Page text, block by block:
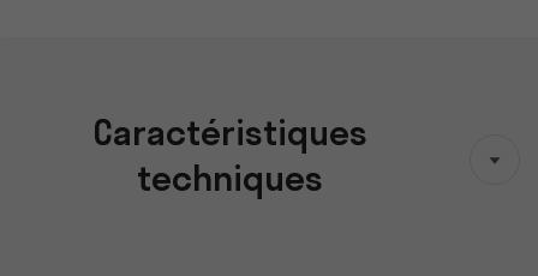
Caractéristiques
techniques